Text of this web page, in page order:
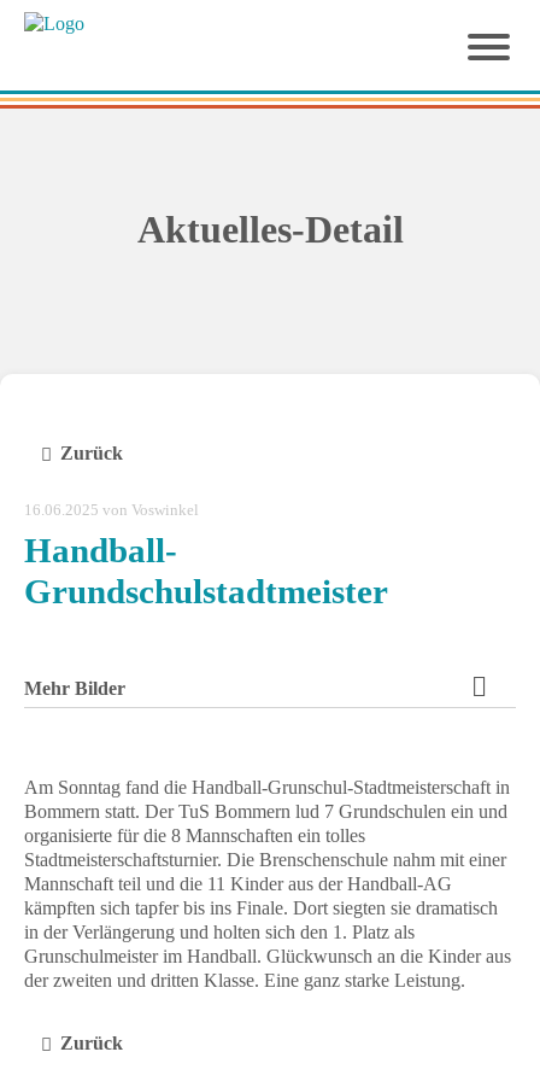
Aktuelles-Detail
Zurück
16.06.2025 von Voswinkel
Handball-
Grundschulstadtmeister
Mehr Bilder
Am Sonntag fand die Handball-Grunschul-Stadtmeisterschaft in
Bommern statt. Der TuS Bommern lud 7 Grundschulen ein und
organisierte für die 8 Mannschaften ein tolles
Stadtmeisterschaftsturnier. Die Brenschenschule nahm mit einer
Mannschaft teil und die 11 Kinder aus der Handball-AG
kämpften sich tapfer bis ins Finale. Dort siegten sie dramatisch
in der Verlängerung und holten sich den 1. Platz als
Grunschulmeister im Handball. Glückwunsch an die Kinder aus
der zweiten und dritten Klasse. Eine ganz starke Leistung.
Zurück